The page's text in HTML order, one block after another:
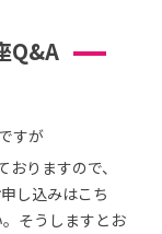
Q&A
すが
りますので、
し込みはこち
そうしますとお